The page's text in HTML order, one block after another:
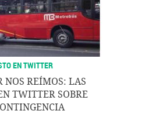
EN TWITTER
NOS REÍMOS: LAS
TWITTER SOBRE